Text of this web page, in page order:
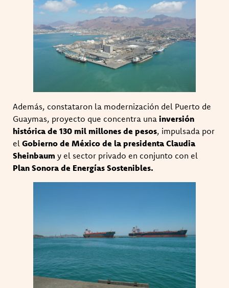
Además, constataron la modernización del Puerto de
Guaymas, proyecto que concentra una inversión
histórica de 130 mil millones de pesos, impulsada por
el Gobierno de México de la presidenta Claudia
Sheinbaum y el sector privado en conjunto con el
Plan Sonora de Energías Sostenibles.